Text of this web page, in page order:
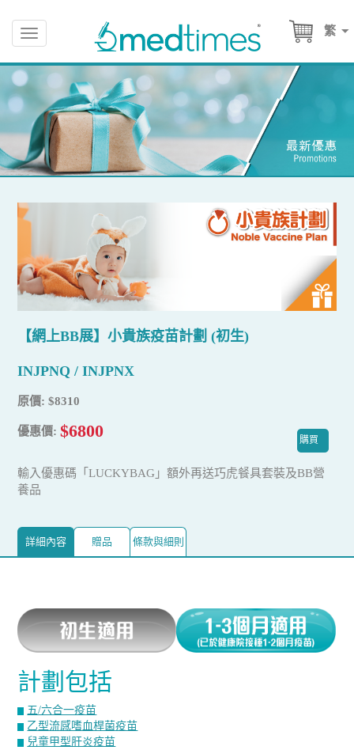
繁
Toggle
navigation
【網上BB展】小貴族疫苗計劃 (初生)
INJPNQ / INJPNX
原價: $8310
優惠價:$6800 購買
輸入優惠碼「LUCKYBAG」額外再送巧虎餐具套裝及BB營
養品
詳細內容 贈品 條款與細則
計劃包括
五/六合一疫苗
乙型流感嗜血桿菌疫苗
兒童甲型肝炎疫苗